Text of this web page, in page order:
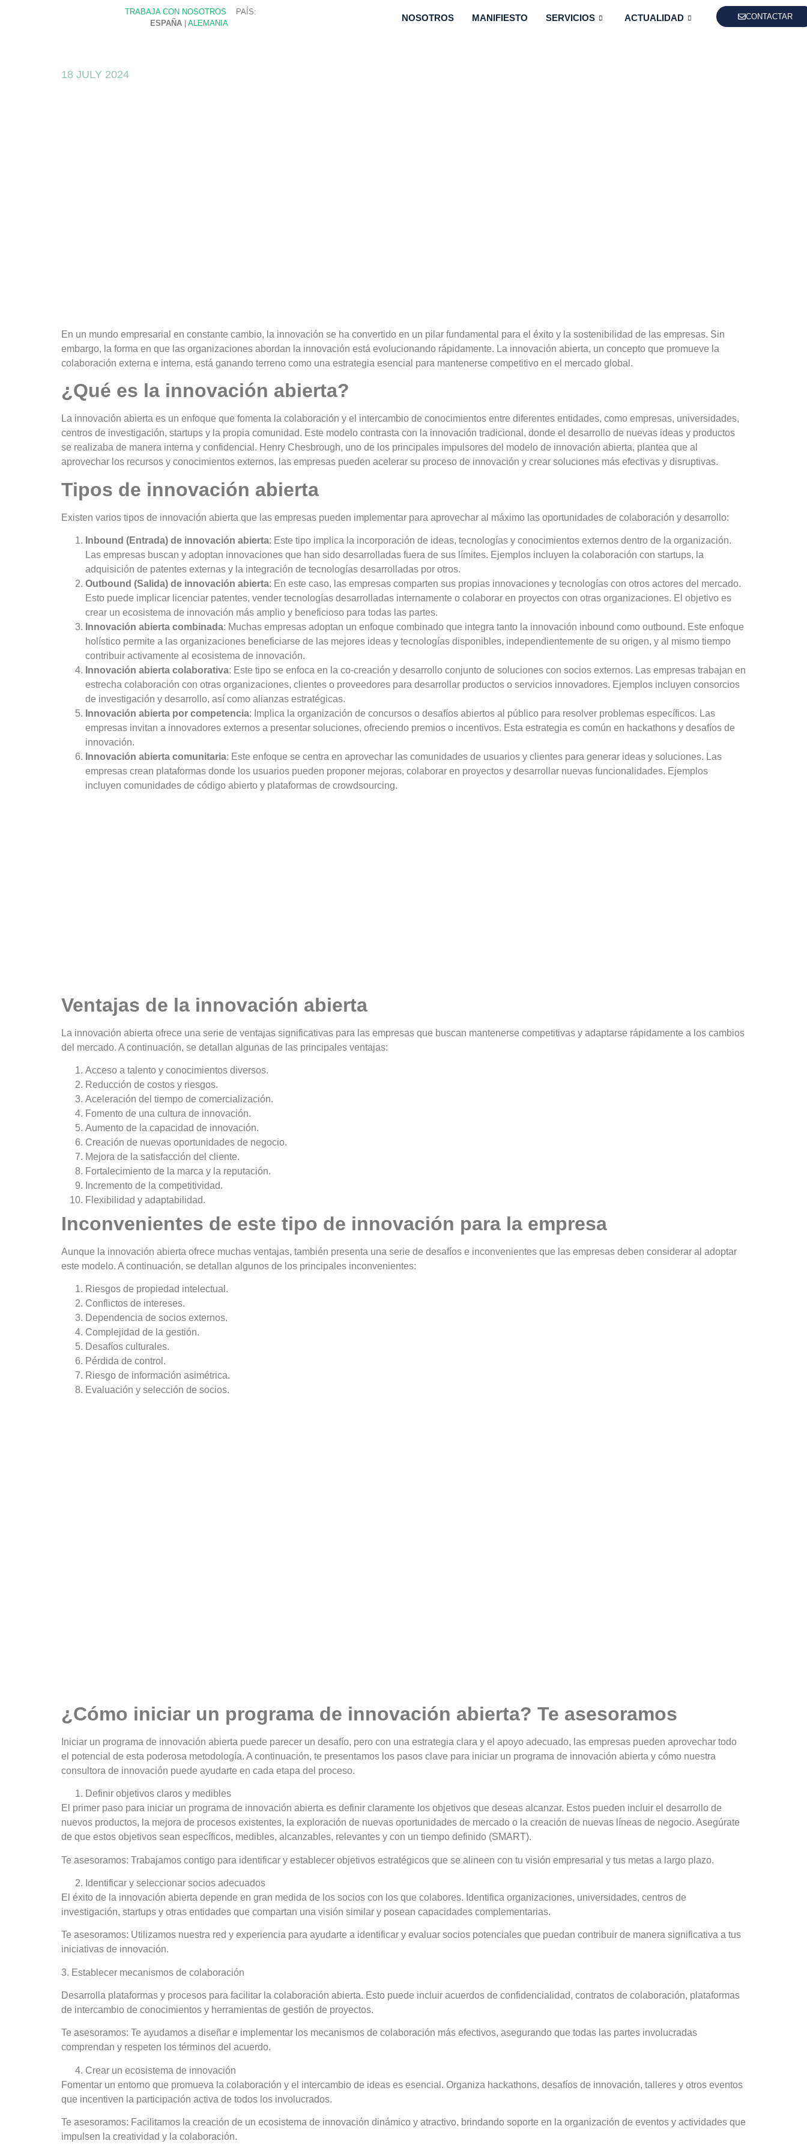
TRABAJA CON NOSOTROS PAÍS:
ESPAÑA |ALEMANIA
NOSOTROS MANIFIESTO SERVICIOS ACTUALIDAD CONTACTAR
18 JULY 2024
En un mundo empresarial en constante cambio, la innovación se ha convertido en un pilar fundamental para el éxito y la sostenibilidad de las empresas. Sin
embargo, la forma en que las organizaciones abordan la innovación está evolucionando rápidamente. La innovación abierta, un concepto que promueve la
colaboración externa e interna, está ganando terreno como una estrategia esencial para mantenerse competitivo en el mercado global.
¿Qué es la innovación abierta?
La innovación abierta es un enfoque que fomenta la colaboración y el intercambio de conocimientos entre diferentes entidades, como empresas, universidades,
centros de investigación, startups y la propia comunidad. Este modelo contrasta con la innovación tradicional, donde el desarrollo de nuevas ideas y productos
se realizaba de manera interna y confidencial. Henry Chesbrough, uno de los principales impulsores del modelo de innovación abierta, plantea que al
aprovechar los recursos y conocimientos externos, las empresas pueden acelerar su proceso de innovación y crear soluciones más efectivas y disruptivas.
Tipos de innovación abierta
Existen varios tipos de innovación abierta que las empresas pueden implementar para aprovechar al máximo las oportunidades de colaboración y desarrollo:
Inbound (Entrada) de innovación abierta: Este tipo implica la incorporación de ideas, tecnologías y conocimientos externos dentro de la organización.
Las empresas buscan y adoptan innovaciones que han sido desarrolladas fuera de sus límites. Ejemplos incluyen la colaboración con startups, la
adquisición de patentes externas y la integración de tecnologías desarrolladas por otros.
Outbound (Salida) de innovación abierta: En este caso, las empresas comparten sus propias innovaciones y tecnologías con otros actores del mercado.
Esto puede implicar licenciar patentes, vender tecnologías desarrolladas internamente o colaborar en proyectos con otras organizaciones. El objetivo es
crear un ecosistema de innovación más amplio y beneficioso para todas las partes.
Innovación abierta combinada: Muchas empresas adoptan un enfoque combinado que integra tanto la innovación inbound como outbound. Este enfoque
holístico permite a las organizaciones beneficiarse de las mejores ideas y tecnologías disponibles, independientemente de su origen, y al mismo tiempo
contribuir activamente al ecosistema de innovación.
Innovación abierta colaborativa: Este tipo se enfoca en la co-creación y desarrollo conjunto de soluciones con socios externos. Las empresas trabajan en
estrecha colaboración con otras organizaciones, clientes o proveedores para desarrollar productos o servicios innovadores. Ejemplos incluyen consorcios
de investigación y desarrollo, así como alianzas estratégicas.
Innovación abierta por competencia: Implica la organización de concursos o desafíos abiertos al público para resolver problemas específicos. Las
empresas invitan a innovadores externos a presentar soluciones, ofreciendo premios o incentivos. Esta estrategia es común en hackathons y desafíos de
innovación.
Innovación abierta comunitaria: Este enfoque se centra en aprovechar las comunidades de usuarios y clientes para generar ideas y soluciones. Las
empresas crean plataformas donde los usuarios pueden proponer mejoras, colaborar en proyectos y desarrollar nuevas funcionalidades. Ejemplos
incluyen comunidades de código abierto y plataformas de crowdsourcing.
Ventajas de la innovación abierta
La innovación abierta ofrece una serie de ventajas significativas para las empresas que buscan mantenerse competitivas y adaptarse rápidamente a los cambios
del mercado. A continuación, se detallan algunas de las principales ventajas:
Acceso a talento y conocimientos diversos.
Reducción de costos y riesgos.
Aceleración del tiempo de comercialización.
Fomento de una cultura de innovación.
Aumento de la capacidad de innovación.
Creación de nuevas oportunidades de negocio.
Mejora de la satisfacción del cliente.
Fortalecimiento de la marca y la reputación.
Incremento de la competitividad.
Flexibilidad y adaptabilidad.
Inconvenientes de este tipo de innovación para la empresa
Aunque la innovación abierta ofrece muchas ventajas, también presenta una serie de desafíos e inconvenientes que las empresas deben considerar al adoptar
este modelo. A continuación, se detallan algunos de los principales inconvenientes:
Riesgos de propiedad intelectual.
Conflictos de intereses.
Dependencia de socios externos.
Complejidad de la gestión.
Desafíos culturales.
Pérdida de control.
Riesgo de información asimétrica.
Evaluación y selección de socios.
¿Cómo iniciar un programa de innovación abierta? Te asesoramos
Iniciar un programa de innovación abierta puede parecer un desafío, pero con una estrategia clara y el apoyo adecuado, las empresas pueden aprovechar todo
el potencial de esta poderosa metodología. A continuación, te presentamos los pasos clave para iniciar un programa de innovación abierta y cómo nuestra
consultora de innovación puede ayudarte en cada etapa del proceso.
Definir objetivos claros y medibles
El primer paso para iniciar un programa de innovación abierta es definir claramente los objetivos que deseas alcanzar. Estos pueden incluir el desarrollo de
nuevos productos, la mejora de procesos existentes, la exploración de nuevas oportunidades de mercado o la creación de nuevas líneas de negocio. Asegúrate
de que estos objetivos sean específicos, medibles, alcanzables, relevantes y con un tiempo definido (SMART).
Te asesoramos: Trabajamos contigo para identificar y establecer objetivos estratégicos que se alineen con tu visión empresarial y tus metas a largo plazo.
Identificar y seleccionar socios adecuados
El éxito de la innovación abierta depende en gran medida de los socios con los que colabores. Identifica organizaciones, universidades, centros de
investigación, startups y otras entidades que compartan una visión similar y posean capacidades complementarias.
Te asesoramos: Utilizamos nuestra red y experiencia para ayudarte a identificar y evaluar socios potenciales que puedan contribuir de manera significativa a tus
iniciativas de innovación.
3. Establecer mecanismos de colaboración
Desarrolla plataformas y procesos para facilitar la colaboración abierta. Esto puede incluir acuerdos de confidencialidad, contratos de colaboración, plataformas
de intercambio de conocimientos y herramientas de gestión de proyectos.
Te asesoramos: Te ayudamos a diseñar e implementar los mecanismos de colaboración más efectivos, asegurando que todas las partes involucradas
comprendan y respeten los términos del acuerdo.
Crear un ecosistema de innovación
Fomentar un entorno que promueva la colaboración y el intercambio de ideas es esencial. Organiza hackathons, desafíos de innovación, talleres y otros eventos
que incentiven la participación activa de todos los involucrados.
Te asesoramos: Facilitamos la creación de un ecosistema de innovación dinámico y atractivo, brindando soporte en la organización de eventos y actividades que
impulsen la creatividad y la colaboración.